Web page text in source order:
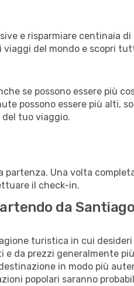
e risparmiare centinaia
del mondo e scopri
se possono essere più
possono essere più alti,
tuo viaggio.
Una volta
il check-in.
da
turistica in cui
da prezzi generalmente
in modo più
popolari saranno